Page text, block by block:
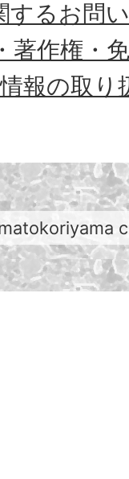
するお問
著作権・
報の取り